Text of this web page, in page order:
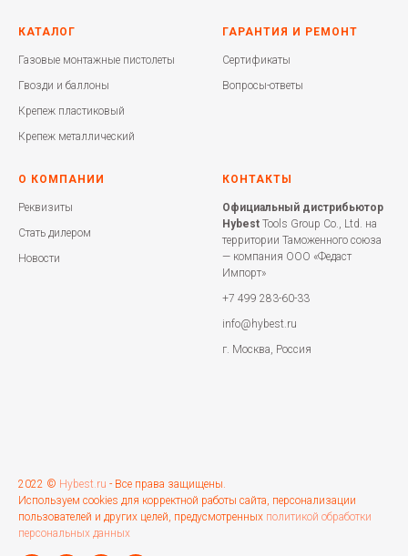
КАТАЛОГ
Газовые монтажные пистолеты
Гвозди и баллоны
Крепеж пластиковый
Крепеж металлический
ГАРАНТИЯ И РЕМОНТ
Сертификаты
Вопросы-ответы
О КОМПАНИИ
Реквизиты
Стать дилером
Новости
КОНТАКТЫ
Официальный дистрибьютор
Hybest Tools Group Co., Ltd. на
территории Таможенного союза
— компания ООО «Федаст
Импорт»
+7 499 283-60-33
info@hybest.ru
г. Москва, Россия
2022 © Hybest.ru - Все права защищены.
Используем cookies для корректной работы сайта, персонализации
пользователей и других целей, предусмотренных политикой обработки
персональных данных